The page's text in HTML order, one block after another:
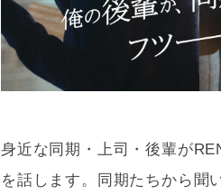
身近な同期・上司・後輩が
を話します。同期たちから聞